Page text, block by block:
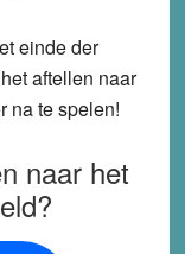
einde der
aftellen naar
na te spelen!
naar het